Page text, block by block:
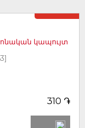
կապույտ
310 ֏